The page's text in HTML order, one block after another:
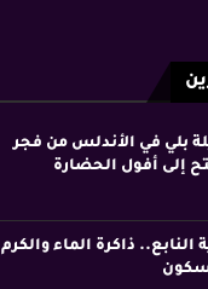
بلي في الأندلس من فجر
إلى أفول الحضارة
النابع.. ذاكرة الماء والكرم